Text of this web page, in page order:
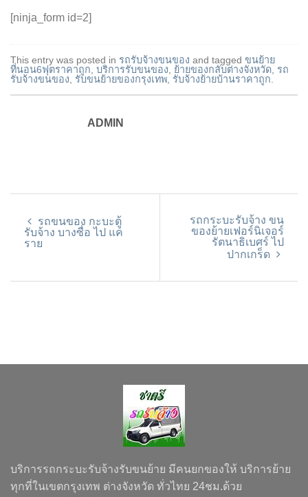
[ninja_form id=2]
This entry was posted in รถรับจ้างขนของ and tagged ขนย้าย
ที่นอน6ฟุตราคาถูก บริการรับขนของ ย้ายของกลับต่างจังหวัด รถ
รับจ้างขนของ
รับขนย้ายของกรุงเทพ รับจ้างย้ายบ้านราคาถูก
ADMIN
รถขนของ กะบะตู้
รับจ้าง บางซื่อ ไป แค
ราย
รถกระบะรับจ้าง ขน
ของย้ายเฟอร์นิเจอร์
รัตนาธิเบศร์ ไป
ปากเกร็ด
บริการรถกระบะรับจ้างรับขนย้าย มีคนยกของให้ บริการย้าย
ทุกที่ในเขตกรุงเทพ ต่างจังหวัด ทั่วไทย 24ชม.ด้วย